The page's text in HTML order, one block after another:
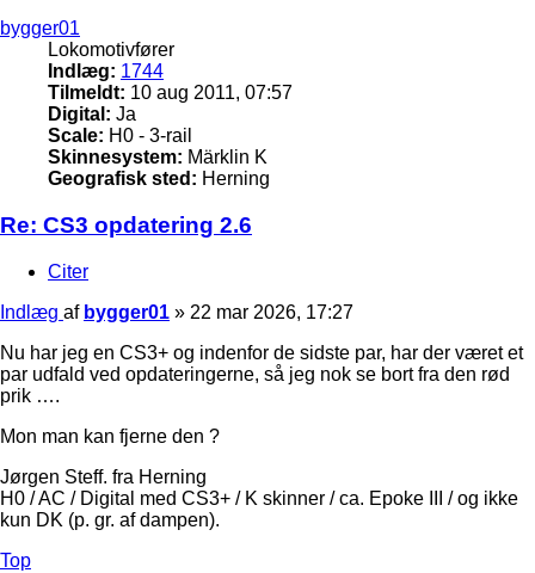
bygger01
Lokomotivfører
Indlæg: 1744
Tilmeldt: 10 aug 2011, 07:57
Digital: Ja
Scale: H0 - 3-rail
Skinnesystem: Märklin K
Geografisk sted: Herning
Re: CS3 opdatering 2.6
Citer
Indlæg af bygger01 » 22 mar 2026, 17:27
Nu har jeg en CS3+ og indenfor de sidste par, har der været et
par udfald ved opdateringerne, så jeg nok se bort fra den rød
prik ….
Mon man kan fjerne den ?
Jørgen Steff. fra Herning
H0 / AC / Digital med CS3+ / K skinner / ca. Epoke III / og ikke
kun DK (p. gr. af dampen).
Top